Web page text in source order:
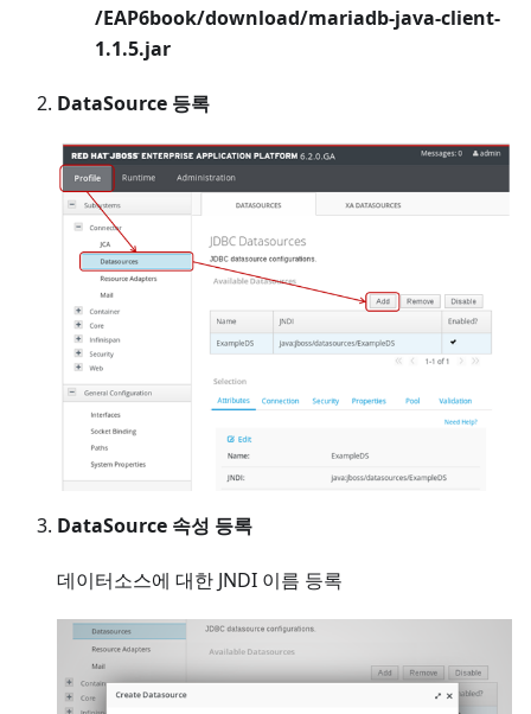
/EAP6book/download/mariadb-java-client-
1.1.5.jar
DataSource 등록
DataSource 속성 등록
데이터소스에 대한 JNDI 이름 등록